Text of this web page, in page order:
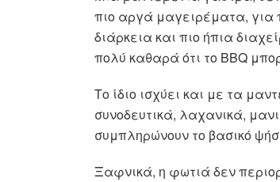
πιο αργά μαγειρέματα, για
διάρκεια και πιο ήπια
πολύ καθαρά ότι το BBQ
Το ίδιο ισχύει και με τα
συνοδευτικά, λαχανικά,
συμπληρώνουν το βασικό
Ξαφνικά, η φωτιά δεν